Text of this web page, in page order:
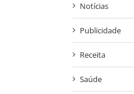
Notícias
Publicidade
Receita
Saúde